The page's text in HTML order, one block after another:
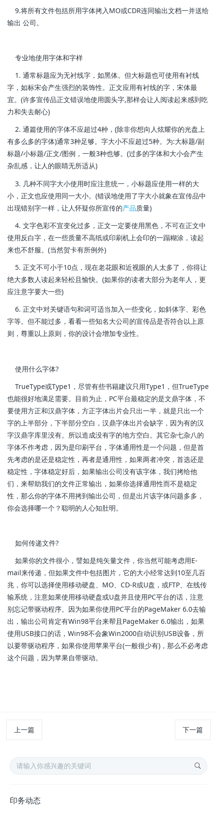
9.将所有文件包括所用字体拷入MO或CDR连同输出文档一并送给
输出 公司。
专业地使用字体和字样
1. 通常标题应为无衬线字，如黑体。但大标题也可使用有衬线
字，如标宋会产生强烈的装饰性。正文应用有衬线的字，宋体最
宜。(许多宣传品正文错误地使用圆头字,那样会让人阅读起来感到吃
力和失去耐心)
2. 通篇使用的字体不应超过4种，(除非你想向人炫耀你的光盘上
有多么多的字体)通常3种足够。字大小不应超过5种。为:大标题/副
标题/小标题/正文/图例，一般3种也够。(过多的字体和大小会产生
杂乱感，让人的眼睛无所适从)
3. 几种不同字大小使用时应注意统一，小标题应使用一样的大
小，正文也应使用同一大小。(错误地使用了字大小就象在宣传品中
出现错别字一样，让人怀疑你所宣传的产品质量)
4. 文字色彩不宜变化过多，正文一定要使用黑色，不可在正文中
使用反白字，在一些质量不高纸或印刷机上会印的一蹋糊涂，读起
来也不舒服。(当然贺卡有所例外)
5. 正文不可小于10点，现在老花眼和近视眼的人太多了，你得让
绝大多数人读起来轻松且愉快。(如果你的读者大部分为老年人，更
应注意字要大一些)
6. 正文中对关键语句和词可适当加入一些变化，如斜体字、彩色
字等。但不能过多，看看一些知名大公司的宣传品是否符合以上原
则，尊重以上原则，你的设计会增加专业性。
使用什么字体?
TrueType或Type1，尽管有些书籍建议只用Type1，但TrueType
也能很好地满足需要。目前为止，PC平台最稳定的是文鼎字体，不
要使用方正和汉鼎字体，方正字体出片会只出一半，就是只出一个
字的上半部分，下半部分空白，汉鼎字体出片会缺字，因为有的汉
字汉鼎字库里没有。所以造成没有字的地方空白。其它杂七杂八的
字体不作考虑，因为是印刷平台，字体通用性是一个问题，但是首
先考虑的是还是稳定性，再者是通用性，如果两者冲突，首选还是
稳定性，字体稳定好后，如果输出公司没有该字体，我们拷给他
们，来帮助我们的文件正常输出，如果你选择通用性而不是稳定
性，那么你的字体不用拷到输出公司，但是出片该字体问题多多，
你会选择哪一个？聪明的人心知肚明。
如何传递文件?
如果你的文件很小，譬如是纯矢量文件，你当然可能考虑用E-
mail来传递，但如果文件中包括图片，它的大小经常达到10至几百
兆，你可以选择使用移动硬盘、MO、CD-R或U盘，或FTP、在线传
输系统，注意如果使用移动硬盘或U盘并且使用PC平台的话，注意
别忘记带驱动程序。因为如果你使用PC平台的PageMaker 6.0去输
出，输出公司肯定有Win98平台来帮且PageMaker 6.0输出，如果
使用USB接口的话，Win98不会象Win2000自动识别USB设备，所
以要带驱动程序，如果你使用苹果平台(一般很少有)，那么不必考虑
这个问题，因为苹果自带驱动。
上一篇 下一篇
印务动态